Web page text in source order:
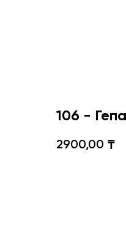
106 -
2900,00 ₸